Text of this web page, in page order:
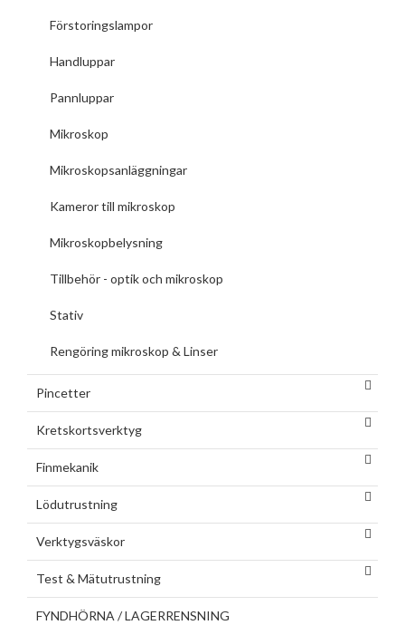
Förstoringslampor
Handluppar
Pannluppar
Mikroskop
Mikroskopsanläggningar
Kameror till mikroskop
Mikroskopbelysning
Tillbehör - optik och mikroskop
Stativ
Rengöring mikroskop & Linser
Pincetter
Kretskortsverktyg
Finmekanik
Lödutrustning
Verktygsväskor
Test & Mätutrustning
FYNDHÖRNA / LAGERRENSNING